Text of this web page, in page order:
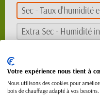
Sec - Taux d'humidité
Extra Sec - Humidité
Votre expérience nous tient à
Nous utilisons des cookies pour
bois de chauffage adapté à vos